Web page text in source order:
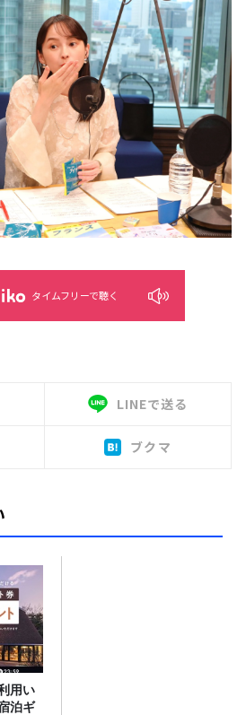
タイムフリーで聴く
LINEで送る
ブクマ
用い
泊ギ